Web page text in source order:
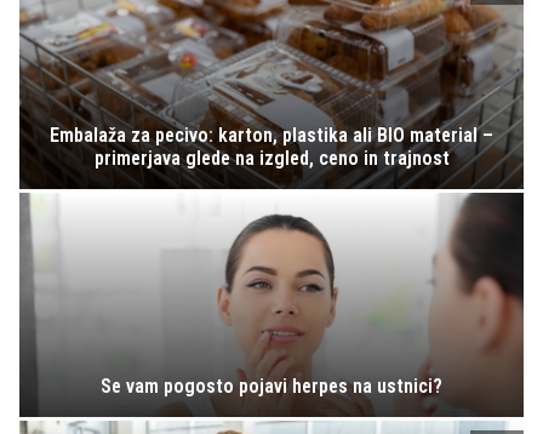
Embalaža za pecivo: karton, plastika ali BIO material –
primerjava glede na izgled, ceno in trajnost
Se vam pogosto pojavi herpes na ustnici?